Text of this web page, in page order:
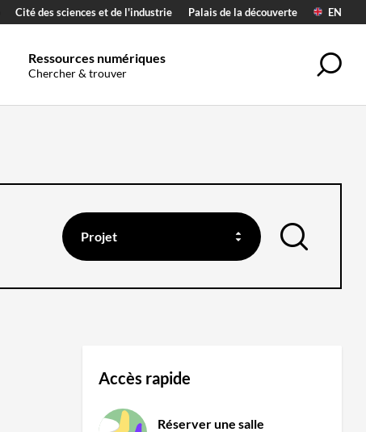
Cité des sciences et de l'industrie Palais de la découverte EN
Ressources numériques
Chercher & trouver
Projet
la
Accès rapide
Réserver une salle